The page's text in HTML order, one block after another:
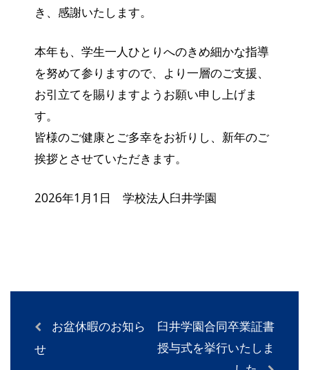
き、感謝いたします。
本年も、学生一人ひとりへのきめ細かな指導
を努めて参りますので、より一層のご支援、
お引立てを賜りますようお願い申し上げま
す。
皆様のご健康とご多幸をお祈りし、新年のご
挨拶とさせていただきます。
2026年1月1日 学校法人臼井学園
お盆休暇のお知ら
せ
臼井学園合同卒業証書
授与式を挙行いたしま